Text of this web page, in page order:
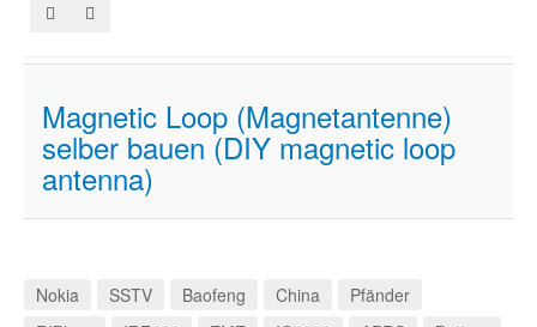
Magnetic Loop (Magnetantenne)
selber bauen (DIY magnetic loop
antenna)
Nokia SSTV Baofeng China
Pfänder